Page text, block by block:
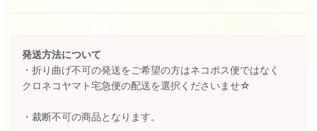
発送方法について
・折り曲げ不可の発送をご希望の方はネコポス便ではなく
クロネコヤマト宅急便の配送を選択くださいませ☆
・裁断不可の商品となります。